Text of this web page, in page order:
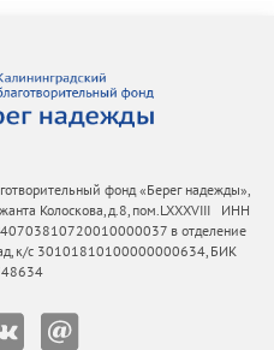
фонд «Берег надежды»,
Колоскова, д.8, пом.LXXXVIII ИНН
в отделение
к/с 30101810100000000634, БИК